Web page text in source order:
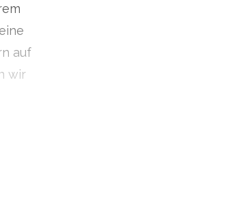
auf
wir